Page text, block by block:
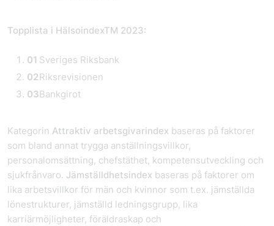
Topplista i HälsoindexTM 2023:
Sveriges Riksbank
Riksrevisionen
Bankgirot
Kategorin Attraktiv arbetsgivarindex baseras på faktorer
som bland annat trygga anställningsvillkor,
personalomsättning, chefstäthet, kompetensutveckling och
sjukfrånvaro. Jämställdhetsindex baseras på faktorer om
lika arbetsvillkor för män och kvinnor som t.ex. jämställda
lönestrukturer, jämställd ledningsgrupp, lika
karriärmöjligheter, föräldraskap och